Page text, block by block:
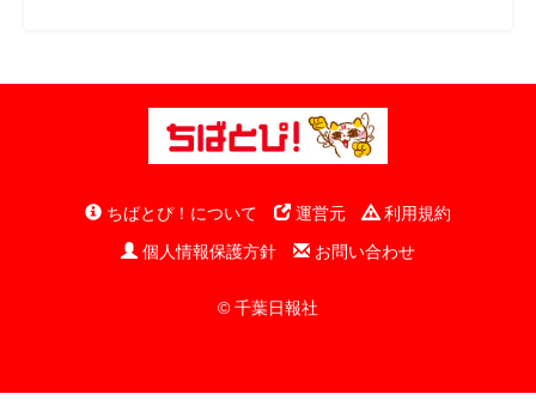
ちばとぴ！について 運営元
利用規約
個人情報保護方針
お問い合わせ
© 千葉日報社